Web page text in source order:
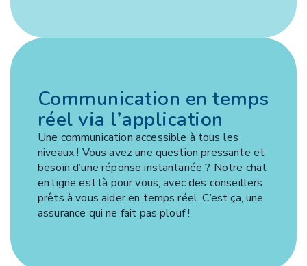
Communication en temps
réel via l’application
Une communication accessible à tous les
niveaux ! Vous avez une question pressante et
besoin d’une réponse instantanée ? Notre chat
en ligne est là pour vous, avec des conseillers
prêts à vous aider en temps réel. C’est ça, une
assurance qui ne fait pas plouf !